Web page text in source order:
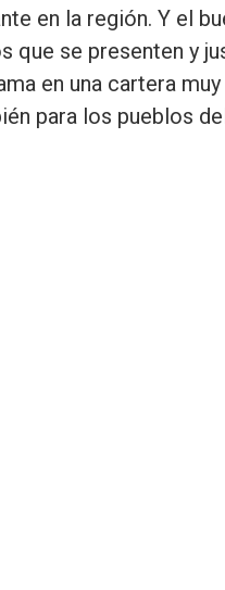
en la región. Y el
que se presenten y
en una cartera
para los pueblos